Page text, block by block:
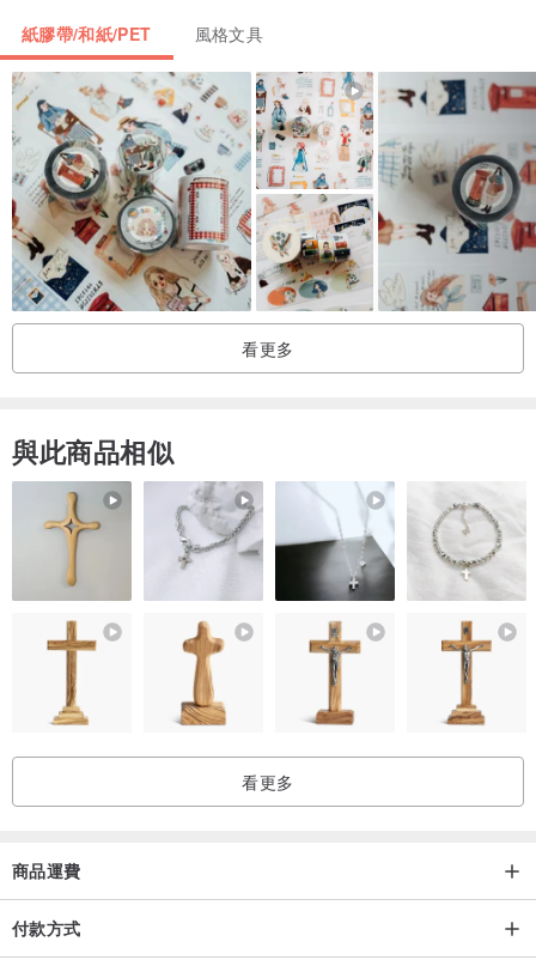
紙膠帶/和紙/PET 風格文具
看更多
與此商品相似
看更多
商品運費
付款方式